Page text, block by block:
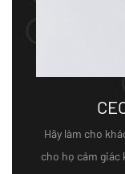
Hãy làm cho
cho họ cảm giác